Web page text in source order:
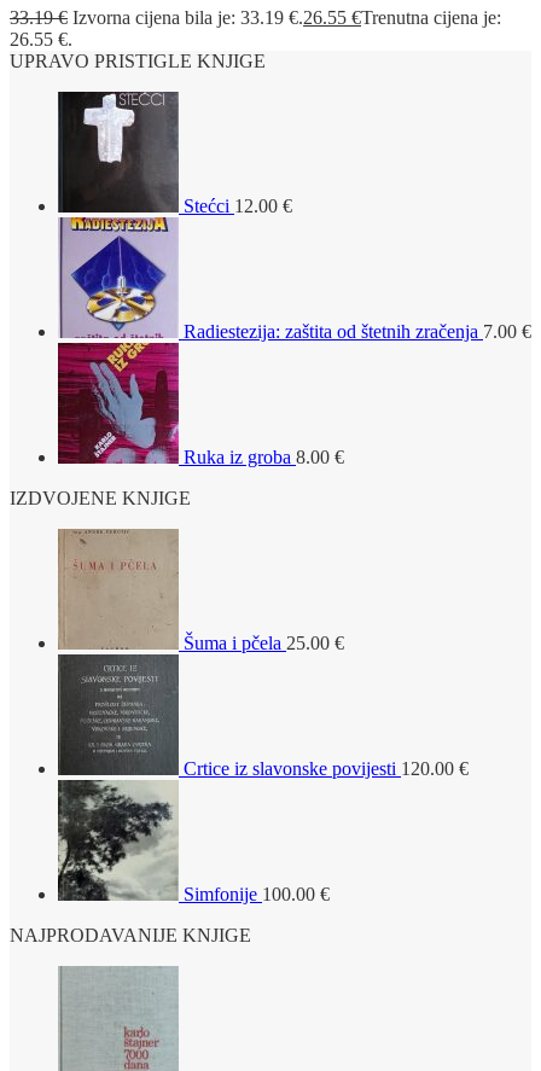
33.19€ Izvorna cijena bila je: 33.19 €.26.55 €Trenutna cijena je:
26.55 €.
UPRAVO PRISTIGLE KNJIGE
Stećci 12.00 €
Radiestezija: zaštita od štetnih zračenja 7.00 €
Ruka iz groba 8.00 €
IZDVOJENE KNJIGE
Šuma i pčela 25.00 €
Crtice iz slavonske povijesti 120.00 €
Simfonije 100.00 €
NAJPRODAVANIJE KNJIGE